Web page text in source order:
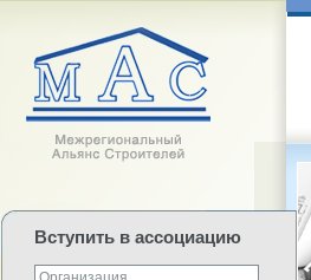
Вступить в ассоциацию